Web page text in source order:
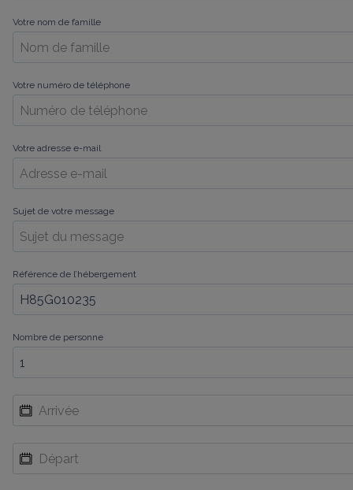
Votre nom de famille
Votre numéro de téléphone
Votre adresse e-mail
Sujet de votre message
Référence de l’hébergement
Nombre de personne